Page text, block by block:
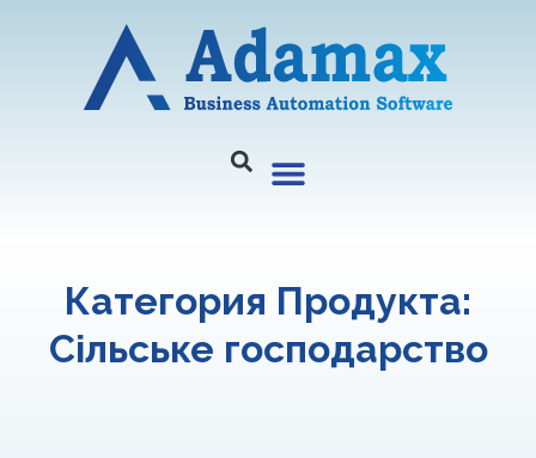
Категория Продукта:
Сільське господарство